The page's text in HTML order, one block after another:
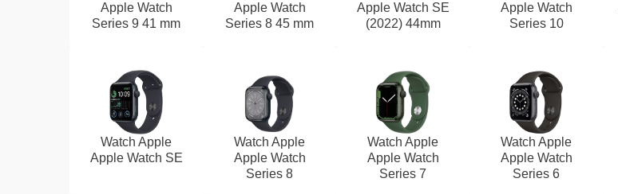
Apple Watch
Series 9 41 mm
Apple Watch
Series 8 45 mm
Apple Watch SE
(2022) 44mm
Apple Watch
Series 10
Watch Apple
Apple Watch SE
Watch Apple
Apple Watch
Series 8
Watch Apple
Apple Watch
Series 7
Watch Apple
Apple Watch
Series 6